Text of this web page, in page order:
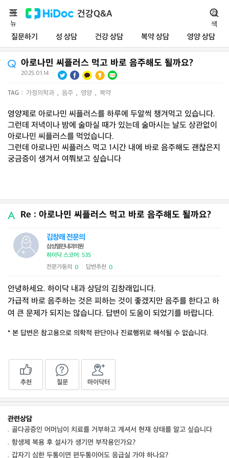
건강Q&A
질문하기 성 상담 건강 상담 복약 상담 영양 상담
메
뉴
검
색
아로나민 씨플러스 먹고 바로 음주해도 될까요?
2025.01.14
TAG : 가정의학과 , 음주 , 영양 , 복약
영양제로 아로나민 씨플러스를 하루에 두알씩 챙겨먹고 있습니다.
그런데 저녁이나 밤에 술마실 때가 있는데 술마시는 날도 상관없이
아로나민 씨플러스를 먹었습니다.
그런데 아로나민 씨플러스 먹고 1시간 내에 바로 음주해도 괜찮은지
궁금증이 생겨서 여쭤보고 싶습니다
Re : 아로나민 씨플러스 먹고 바로 음주해도 될까요?
김창래 전문의
삼성열린내과의원
하이닥 스코어: 535
전문가동의 0 답변추천 0
안녕하세요. 하이닥 내과 상담의 김창래입니다.
가급적 바로 음주하는 것은 피하는 것이 좋겠지만 음주를 한다고 하
여 큰 문제가 되지는 않습니다. 답변이 도움이 되었기를 바랍니다.
* 본 답변은 참고용으로 의학적 판단이나 진료행위로 해석될 수 없습니다.
추천 질문 마이닥터
관련상담
골다공증인 어머님이 치료를 거부하고 계셔서 현재 상태를 알고 싶습니다
항생제 복용 후 설사가 생기면 부작용인가요?
갑자기 심한 두통이면 편두통이어도 응급실 가야 하나요?